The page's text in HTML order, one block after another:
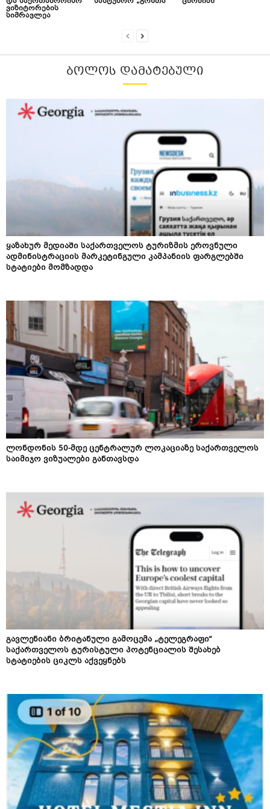
ვიზიტორების
სიმრავლეა
ᲑᲝᲚᲝᲡ ᲓᲐᲛᲐᲢᲔᲑᲣᲚᲘ
ყაზახურ მედიაში საქართველოს ტურიზმის ეროვნული
ადმინისტრაციის მარკეტინგული კამპანიის ფარგლებში
სტატიები მომზადდა
ლონდონის 50-მდე ცენტრალურ ლოკაციაზე საქართველოს
საიმიჯო ვიზუალები განთავსდა
გავლენიანი ბრიტანული გამოცემა „ტელეგრაფი“
საქართველოს ტურისტული პოტენციალის შესახებ
სტატიების ციკლს აქვეყნებს